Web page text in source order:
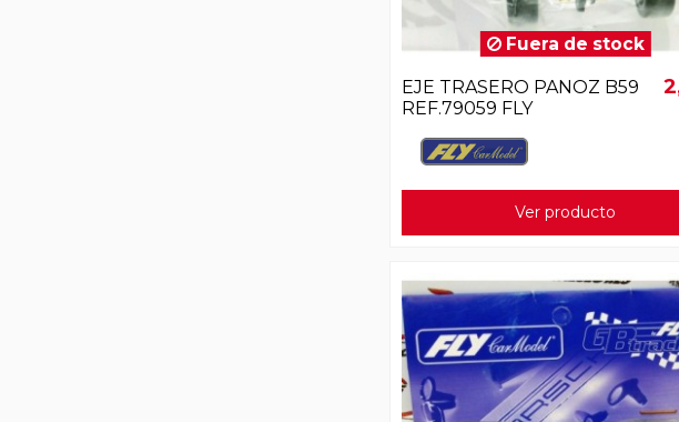
Fuera de stock
EJE TRASERO PANOZ B59
REF.79059 FLY
Ver producto